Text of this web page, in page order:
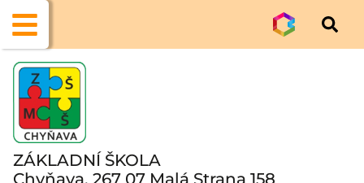
ZÁKLADNÍ ŠKOLA
Chyňava, 267 07 Malá Strana 158